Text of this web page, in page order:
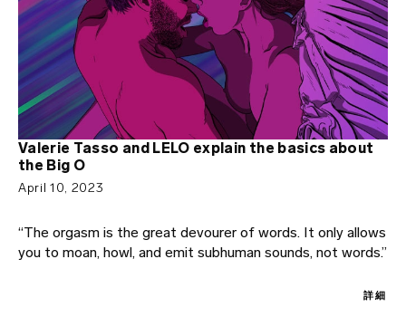
Valerie Tasso and LELO explain the basics about
the Big O
April 10, 2023
“The orgasm is the great devourer of words. It only allows
you to moan, howl, and emit subhuman sounds, not words.”
詳細